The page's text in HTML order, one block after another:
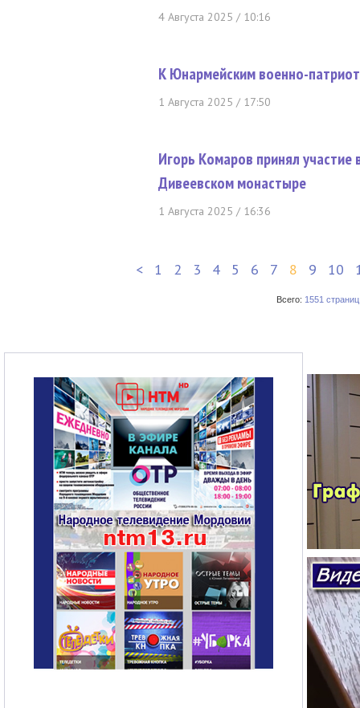
4 Августа 2025 / 10:16
К Юнармейским военно-
1 Августа 2025 / 17:50
Игорь Комаров принял
Дивеевском монастыре
1 Августа 2025 / 16:36
< 1 2 3 4 5 6 7 8 9 10
Всего: 1551 страниц